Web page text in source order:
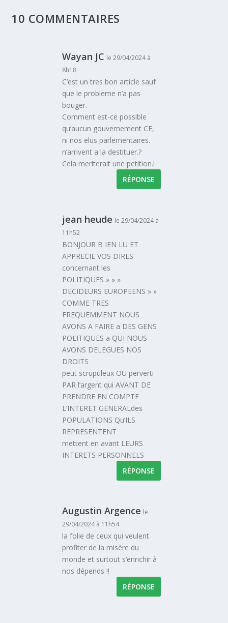
10 COMMENTAIRES
Wayan JC le 29/04/2024 à
8h18
C’est un tres bon article sauf
que le probleme n’a pas
bouger.
Comment est-ce possible
qu’aucun gouvernement CE,
ni nos elus parlementaires.
n’arrivent a la destituer.?
Cela meriterait une petition.!
RÉPONSE
jean heude le 29/04/2024 à
11h52
BONJOUR B IEN LU ET
APPRECIE VOS DIRES
concernant les
POLITIQUES » » »
DECIDEURS EUROPEENS » »
COMME TRES
FREQUEMMENT NOUS
AVONS A FAIRE a DES GENS
POLITIQUES a QUI NOUS
AVONS DELEGUES NOS
DROITS
peut scrupuleux OU perverti
PAR l’argent qui AVANT DE
PRENDRE EN COMPTE
L’INTERET GENERALdes
POPULATIONS Qu’ILS
REPRESENTENT
mettent en avant LEURS
INTERETS PERSONNELS
RÉPONSE
Augustin Argence le
29/04/2024 à 11h54
la folie de ceux qui veulent
profiter de la misère du
monde et surtout s’enrichir à
nos dépends !!
RÉPONSE